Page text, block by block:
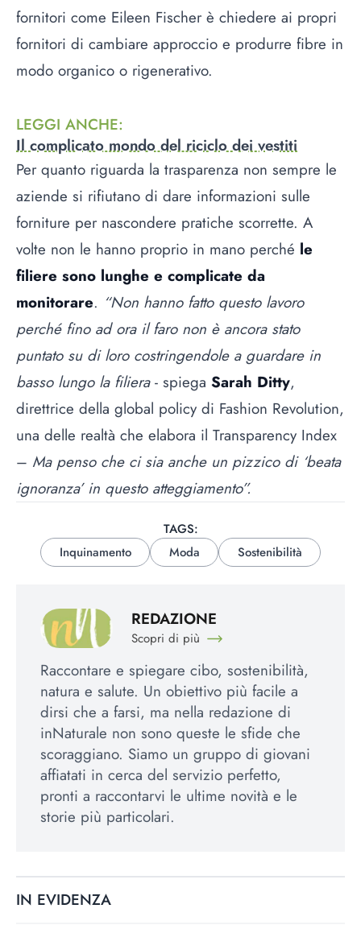
fornitori come Eileen Fischer è chiedere ai propri
fornitori di cambiare approccio e produrre fibre in
modo organico o rigenerativo.
LEGGI ANCHE:
Il complicato mondo del riciclo dei vestiti
Per quanto riguarda la trasparenza non sempre le
aziende si rifiutano di dare informazioni sulle
forniture per nascondere pratiche scorrette. A
volte non le hanno proprio in mano perché le
filiere sono lunghe e complicate da
monitorare. “Non hanno fatto questo lavoro
perché fino ad ora il faro non è ancora stato
puntato su di loro costringendole a guardare in
basso lungo la filiera- spiega Sarah Ditty,
direttrice della global policy di Fashion Revolution,
una delle realtà che elabora il Transparency Index
– Ma penso che ci sia anche un pizzico di ‘beata
ignoranza’ in questo atteggiamento”.
TAGS:
Inquinamento
Moda Sostenibilità
REDAZIONE
Scopri di più
Raccontare e spiegare cibo, sostenibilità,
natura e salute. Un obiettivo più facile a
dirsi che a farsi, ma nella redazione di
inNaturale non sono queste le sfide che
scoraggiano. Siamo un gruppo di giovani
affiatati in cerca del servizio perfetto,
pronti a raccontarvi le ultime novità e le
storie più particolari.
IN EVIDENZA